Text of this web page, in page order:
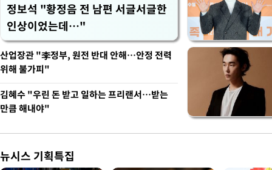
정보석 "황정음 전 남편 서글서글한
인상이었는데…"
산업장관 "李정부, 원전 반대 안해…안정 전력
위해 불가피"
김혜수 "우린 돈 받고 일하는 프리랜서…받는
만큼 해내야"
뉴시스 기획특집